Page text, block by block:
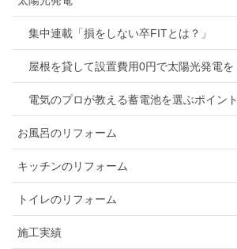
集中連載「損をしない卒FITとは？」
屋根を貸して設置費用0円で太陽光発電を
電気のプロが教える蓄電池を選ぶポイント
お風呂のリフォーム
キッチンのリフォーム
トイレのリフォーム
施工実績